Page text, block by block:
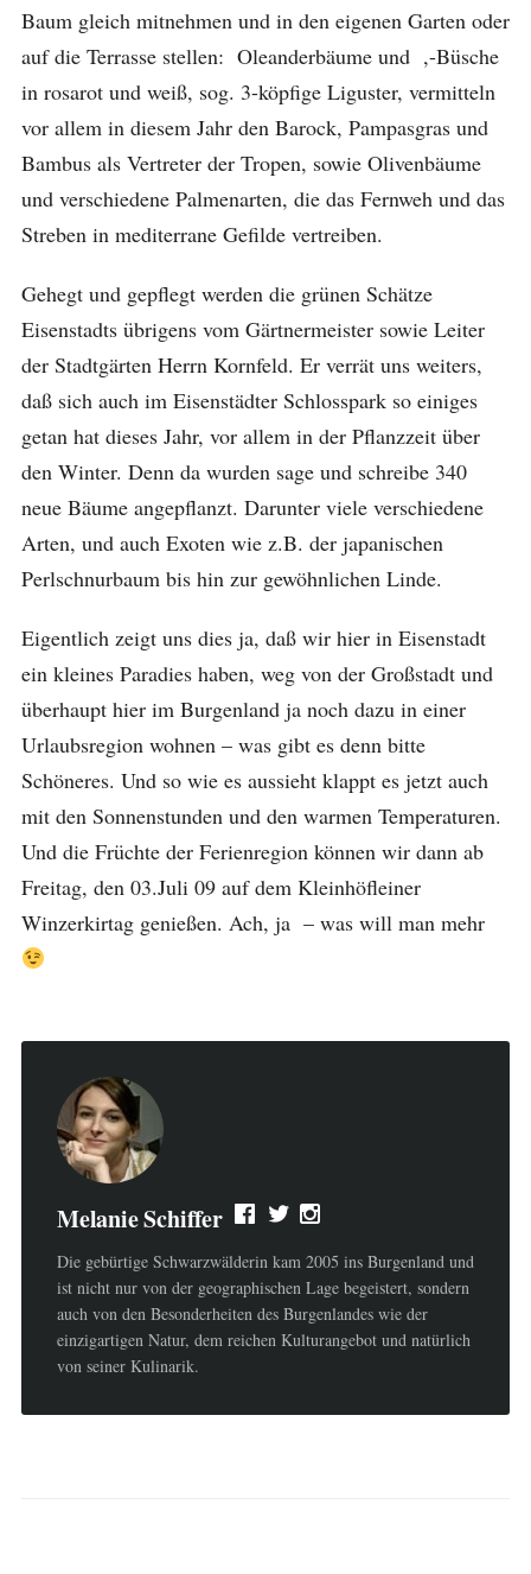
Baum gleich mitnehmen und in den eigenen Garten oder
auf die Terrasse stellen: Oleanderbäume und ,-Büsche
in rosarot und weiß, sog. 3-köpfige Liguster, vermitteln
vor allem in diesem Jahr den Barock, Pampasgras und
Bambus als Vertreter der Tropen, sowie Olivenbäume
und verschiedene Palmenarten, die das Fernweh und das
Streben in mediterrane Gefilde vertreiben.
Gehegt und gepflegt werden die grünen Schätze
Eisenstadts übrigens vom Gärtnermeister sowie Leiter
der Stadtgärten Herrn Kornfeld. Er verrät uns weiters,
daß sich auch im Eisenstädter Schlosspark so einiges
getan hat dieses Jahr, vor allem in der Pflanzzeit über
den Winter. Denn da wurden sage und schreibe 340
neue Bäume angepflanzt. Darunter viele verschiedene
Arten, und auch Exoten wie z.B. der japanischen
Perlschnurbaum bis hin zur gewöhnlichen Linde.
Eigentlich zeigt uns dies ja, daß wir hier in Eisenstadt
ein kleines Paradies haben, weg von der Großstadt und
überhaupt hier im Burgenland ja noch dazu in einer
Urlaubsregion wohnen – was gibt es denn bitte
Schöneres. Und so wie es aussieht klappt es jetzt auch
mit den Sonnenstunden und den warmen Temperaturen.
Und die Früchte der Ferienregion können wir dann ab
Freitag, den 03.Juli 09 auf dem Kleinhöfleiner
Winzerkirtag genießen. Ach, ja – was will man mehr
Melanie Schiffer
Die gebürtige Schwarzwälderin kam 2005 ins Burgenland und
ist nicht nur von der geographischen Lage begeistert, sondern
auch von den Besonderheiten des Burgenlandes wie der
einzigartigen Natur, dem reichen Kulturangebot und natürlich
von seiner Kulinarik.